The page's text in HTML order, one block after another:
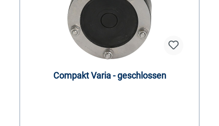
Compakt Varia - geschlossen